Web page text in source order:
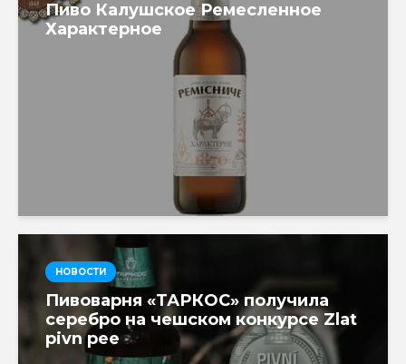
Пиво Калушское Ремесленное
Характерное
НОВОСТИ
Пивоварня «ТАРКОС» получила
серебро на чешском конкурсе Zlat
pivn pee